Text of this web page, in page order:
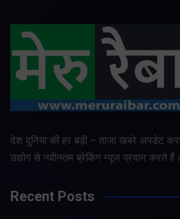
देश दुनिया की हर बड़ी – ताजा खबरे अपडेट
उद्योग से नवीनतम ब्रेकिंग न्यूज प्रदान करते हैं।
Recent Posts